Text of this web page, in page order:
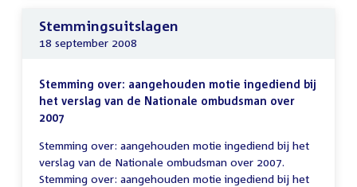
Stemmingsuitslagen
18 september 2008
Stemming over: aangehouden motie ingediend bij
het verslag van de Nationale ombudsman over
2007
Stemming over: aangehouden motie ingediend bij het
verslag van de Nationale ombudsman over 2007.
Stemming over: aangehouden motie ingediend bij het